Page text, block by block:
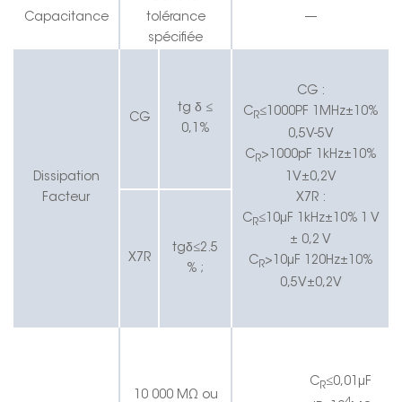
Capacitance
tolérance
spécifiée
—
Dissipation
Facteur
CG
tg δ ≤
0,1%
CG :
C R≤1000PF 1MHz±10%
0,5V-5V
C R>1000pF 1kHz±10%
1V±0,2V
X7R :
CR≤10μF 1kHz±10%
1 V
± 0,2 V
C R>10μF 120Hz±10%
0,5V±0,2V
X7R
tgδ≤2.5
% ;
10 000 MΩ ou
C R≤0,01 μF